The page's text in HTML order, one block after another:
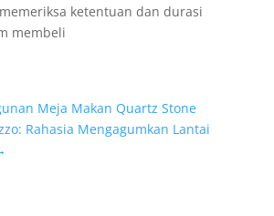
ketentuan dan durasi
membeli
Meja Makan Quartz Stone
Rahasia Mengagumkan Lantai